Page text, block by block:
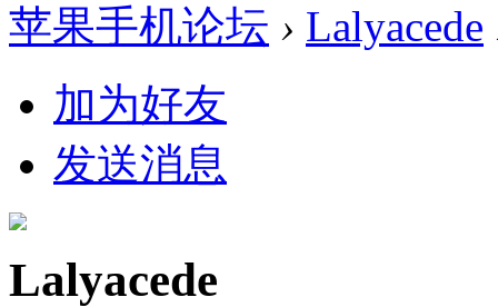
苹果手机论坛 › Lalyacede
加为好友
发送消息
Lalyacede